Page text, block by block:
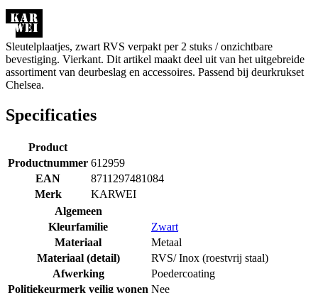
Sleutelplaatjes, zwart RVS verpakt per 2 stuks / onzichtbare
bevestiging. Vierkant. Dit artikel maakt deel uit van het uitgebreide
assortiment van deurbeslag en accessoires. Passend bij deurkrukset
Chelsea.
Specificaties
Product
Productnummer 612959
EAN
8711297481084
Merk
KARWEI
Algemeen
Kleurfamilie
Zwart
Materiaal
Metaal
Materiaal (detail)
RVS/ Inox (roestvrij staal)
Afwerking
Poedercoating
Politiekeurmerk veilig wonen Nee